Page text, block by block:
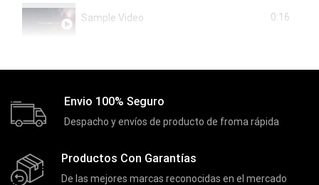
Sample Video 0:16
Envio 100% Seguro
Despacho y envíos de producto de froma rápida
Productos Con Garantías
De las mejores marcas reconocidas en el mercado